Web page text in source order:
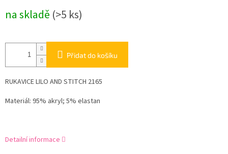
cena:
na skladě (>5 ks)
Přidat do košíku
RUKAVICE LILO AND STITCH 2165
Materiál: 95% akryl; 5% elastan
Detailní informace